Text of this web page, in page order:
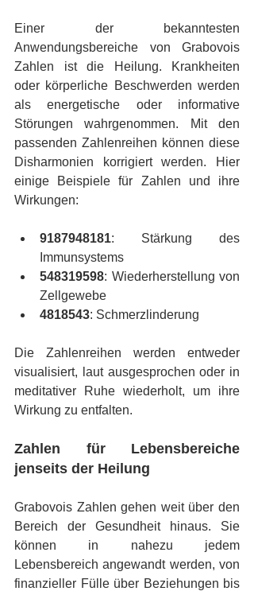
Einer der bekanntesten
Anwendungsbereiche von Grabovois
Zahlen ist die Heilung. Krankheiten
oder körperliche Beschwerden werden
als energetische oder informative
Störungen wahrgenommen. Mit den
passenden Zahlenreihen können diese
Disharmonien korrigiert werden. Hier
einige Beispiele für Zahlen und ihre
Wirkungen:
9187948181: Stärkung des
Immunsystems
548319598: Wiederherstellung von
Zellgewebe
4818543: Schmerzlinderung
Die Zahlenreihen werden entweder
visualisiert, laut ausgesprochen oder in
meditativer Ruhe wiederholt, um ihre
Wirkung zu entfalten.
Zahlen für Lebensbereiche
jenseits der Heilung
Grabovois Zahlen gehen weit über den
Bereich der Gesundheit hinaus. Sie
können in nahezu jedem
Lebensbereich angewandt werden, von
finanzieller Fülle über Beziehungen bis